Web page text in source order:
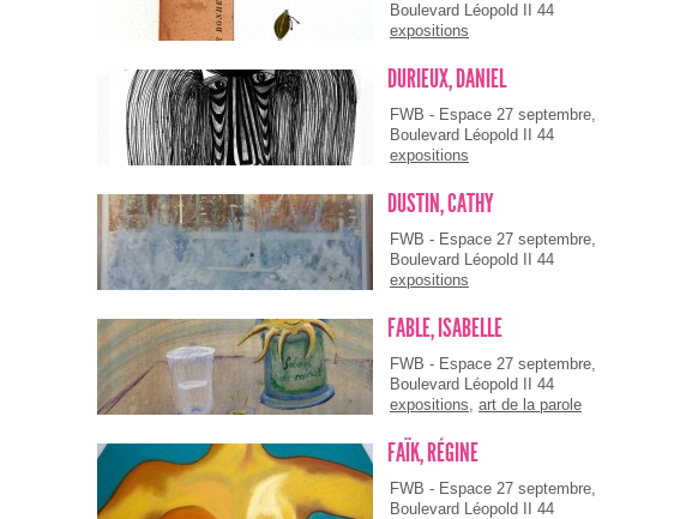
Boulevard Léopold II 44
expositions
DURIEUX, DANIEL
FWB - Espace 27 septembre,
Boulevard Léopold II 44
expositions
DUSTIN, CATHY
FWB - Espace 27 septembre,
Boulevard Léopold II 44
expositions
FABLE, ISABELLE
FWB - Espace 27 septembre,
Boulevard Léopold II 44
expositions, art de la parole
FAÏK, RÉGINE
FWB - Espace 27 septembre,
Boulevard Léopold II 44